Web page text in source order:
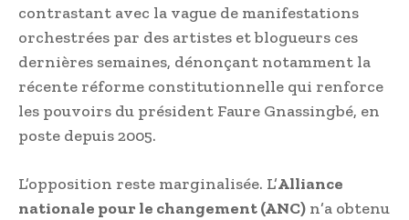
contrastant avec la vague de manifestations
orchestrées par des artistes et blogueurs ces
dernières semaines, dénonçant notamment la
récente réforme constitutionnelle qui renforce
les pouvoirs du président Faure Gnassingbé, en
poste depuis 2005.
L’opposition reste marginalisée. L’Alliance
nationale pour le changement (ANC) n’a obtenu